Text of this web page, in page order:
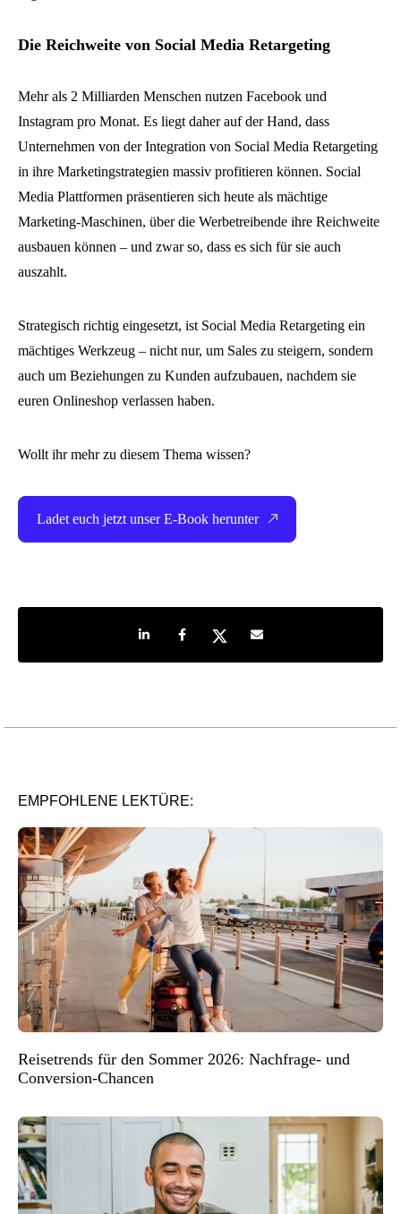
Die Reichweite von Social Media Retargeting
Mehr als 2 Milliarden Menschen nutzen Facebook und
Instagram pro Monat. Es liegt daher auf der Hand, dass
Unternehmen von der Integration von Social Media Retargeting
in ihre Marketingstrategien massiv profitieren können. Social
Media Plattformen präsentieren sich heute als mächtige
Marketing-Maschinen, über die Werbetreibende ihre Reichweite
ausbauen können – und zwar so, dass es sich für sie auch
auszahlt.
Strategisch richtig eingesetzt, ist Social Media Retargeting ein
mächtiges Werkzeug – nicht nur, um Sales zu steigern, sondern
auch um Beziehungen zu Kunden aufzubauen, nachdem sie
euren Onlineshop verlassen haben.
Wollt ihr mehr zu diesem Thema wissen?
Ladet euch jetzt unser E-Book herunter
Share on LinkedIn
Share on Facebook
Share on TwitterShare by e-mail
EMPFOHLENE LEKTÜRE:
Reisetrends für den Sommer 2026: Nachfrage- und
Conversion-Chancen